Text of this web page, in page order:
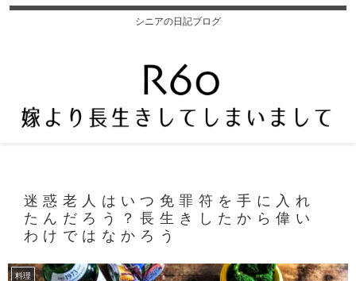
シニアの日記ブログ
迷惑老人はいつ免罪符を手に入れ
たんだろう？長生きしたから偉い
わけではなかろう
料理